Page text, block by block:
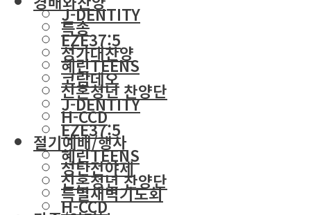
J-DENTITY
EZE37:5
혜린TEENS
신혼청년 찬양단
H-CCD
절기예배/행사
성탄전야제
특별새벽기도회
특송
성가대찬양
코람데오
J-DENTITY
EZE37:5
혜린TEENS
신혼청년 찬양단
H-CCD